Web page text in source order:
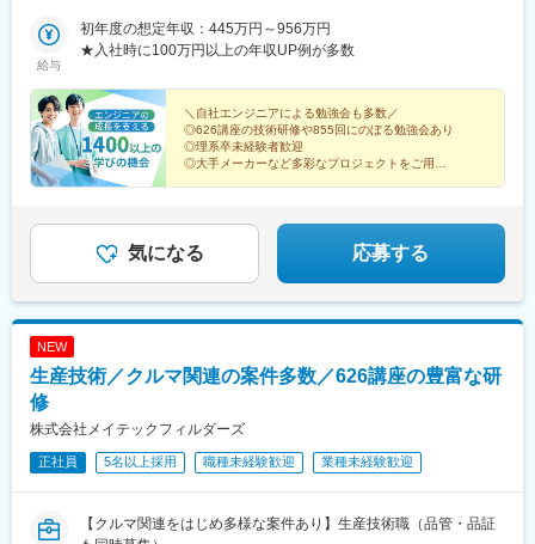
署及び各拠点等、当社の定める場所。詳細は就業条件明示書に記
載。■経験者採用のうち希望勤務地エリアの営業所に配属された割
場合は会社にて寮・社宅を用意いたします【受動喫煙対策】当社
拠点：各事業所で対策あり派遣先 ：各社規定に則る
駅(阪神)、広島駅、祇園駅(福岡県)、花畑町駅、上野広小路駅、岩
本町駅、神奈川駅、近鉄四日市駅、京都駅、末広町駅(東京都)、反
給与
初年度の想定年収：445万円～956万円
★入社時に100万円以上の年収UP例が多数
＼自社エンジニアによる勉強会も多数／
◎626講座の技術研修や855回にのぼる勉強会あり
◎理系卒未経験者歓迎
◎大手メーカーなど多彩なプロジェクトをご用意
気になる 応募する
NEW
生産技術／クルマ関連の案件多数／626講座の豊富な研
修
株式会社メイテックフィルダーズ
正社員 5名以上採用 職種未経験歓迎 業種未経験歓迎
【クルマ関連をはじめ多様な案件あり】生産技術職（品管・品証